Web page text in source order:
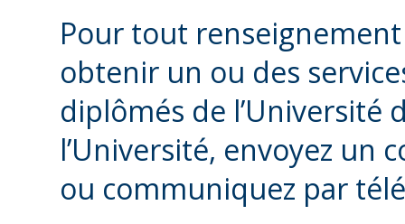
Pour tout
obtenir un ou des
diplômés de l’Université
l’Université, envoyez un
ou communiquez par